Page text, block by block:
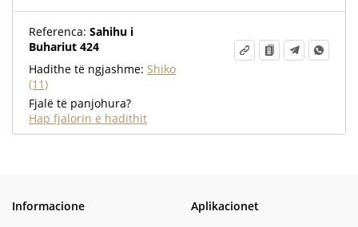
Referenca: Sahihu i
Buhariut 424
Hadithe të ngjashme: Shiko
(11)
Fjalë të panjohura?
Hap fjalorin e hadithit
Informacione Aplikacionet